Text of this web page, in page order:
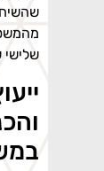
שהשיחה
מהמשטרה
שלישי